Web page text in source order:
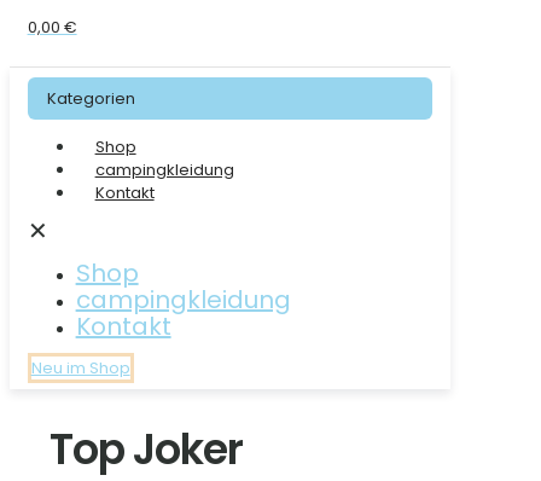
0,00 €
Kategorien
Shop
campingkleidung
Kontakt
✕
Shop
campingkleidung
Kontakt
Neu im Shop
Top Joker